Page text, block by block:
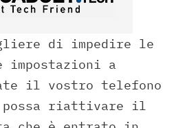
di impedire le
impostazioni a
il vostro telefono
possa riattivare il